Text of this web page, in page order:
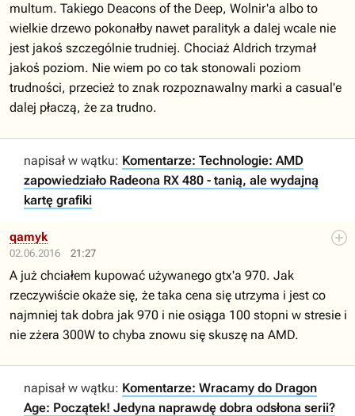
multum. Takiego Deacons of the Deep, Wolnir'a albo to
wielkie drzewo pokonałby nawet paralityk a dalej wcale nie
jest jakoś szczególnie trudniej. Chociaż Aldrich trzymał
jakoś poziom. Nie wiem po co tak stonowali poziom
trudności, przecież to znak rozpoznawalny marki a casual'e
dalej płaczą, że za trudno.
napisał w wątku: Komentarze: Technologie: AMD
zapowiedziało Radeona RX 480 - tanią, ale wydajną
kartę grafiki
02.06.2016 21:27
qamyk
A już chciałem kupować używanego gtx'a 970. Jak
rzeczywiście okaże się, że taka cena się utrzyma i jest co
najmniej tak dobra jak 970 i nie osiąga 100 stopni w stresie i
nie zżera 300W to chyba znowu się skuszę na AMD.
napisał w wątku: Komentarze: Wracamy do Dragon
Age: Początek! Jedyna naprawdę dobra odsłona serii?